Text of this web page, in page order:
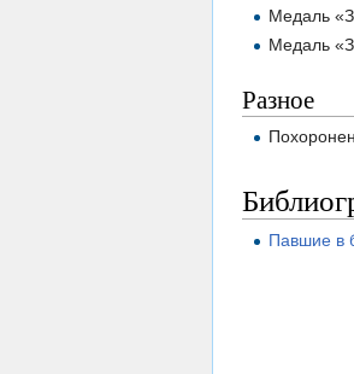
Медаль
Медаль
Разное
Павшие в